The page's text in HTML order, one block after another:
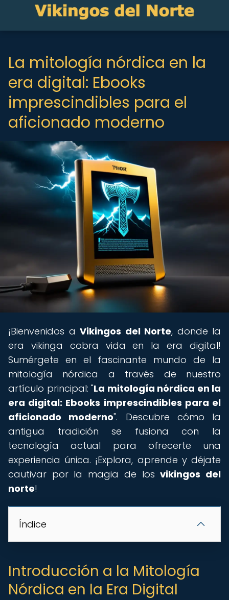
La mitología nórdica en la
era digital: Ebooks
imprescindibles para el
aficionado moderno
¡Bienvenidos a Vikingos del Norte, donde la
era vikinga cobra vida en la era digital!
Sumérgete en el fascinante mundo de la
mitología nórdica a través de nuestro
artículo principal: "La mitología nórdica en la
era digital: Ebooks imprescindibles para el
aficionado moderno". Descubre cómo la
antigua tradición se fusiona con la
tecnología actual para ofrecerte una
experiencia única. ¡Explora, aprende y déjate
cautivar por la magia de losvikingos del
norte!
Índice
Introducción a la Mitología
Nórdica en la Era Digital